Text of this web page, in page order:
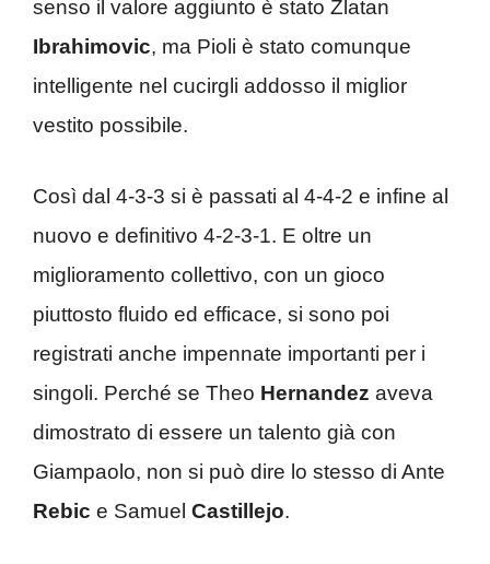
senso il valore aggiunto è stato Zlatan
Ibrahimovic, ma Pioli è stato comunque
intelligente nel cucirgli addosso il miglior
vestito possibile.
Così dal 4-3-3 si è passati al 4-4-2 e infine al
nuovo e definitivo 4-2-3-1. E oltre un
miglioramento collettivo, con un gioco
piuttosto fluido ed efficace, si sono poi
registrati anche impennate importanti per i
singoli. Perché se Theo Hernandez aveva
dimostrato di essere un talento già con
Giampaolo, non si può dire lo stesso di Ante
Rebic e Samuel Castillejo.